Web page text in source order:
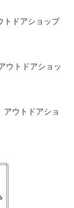
トドアショップ
ウトドアショッ
ウトドアショ